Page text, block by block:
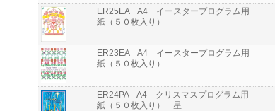
ER25EA A4 イースタープログラム用
紙（５０枚入り）
ER23EA A4 イースタープログラム用
紙（５０枚入り）
ER24PA A4 クリスマスプログラム用
紙（５０枚入り） 星